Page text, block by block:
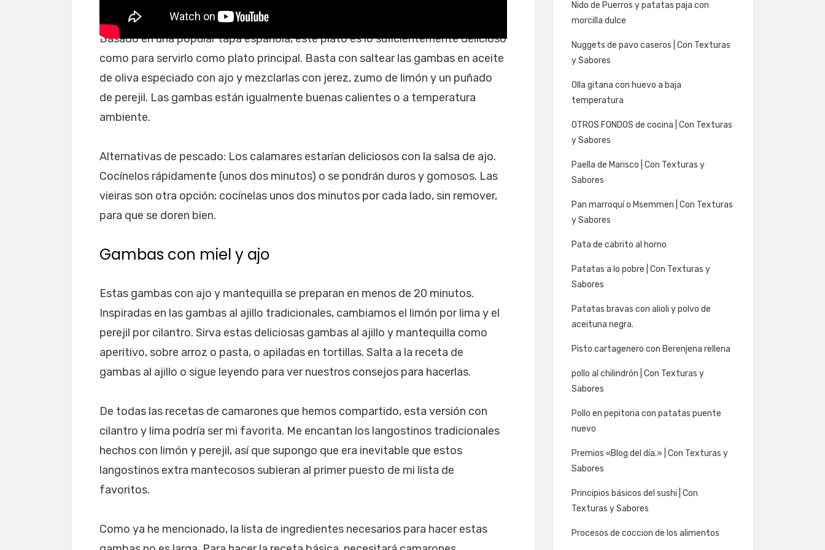
Basado en una popular tapa española, este plato es lo suficientemente delicioso
como para servirlo como plato principal. Basta con saltear las gambas en aceite
de oliva especiado con ajo y mezclarlas con jerez, zumo de limón y un puñado
de perejil. Las gambas están igualmente buenas calientes o a temperatura
ambiente.
Alternativas de pescado: Los calamares estarían deliciosos con la salsa de ajo.
Cocínelos rápidamente (unos dos minutos) o se pondrán duros y gomosos. Las
vieiras son otra opción; cocínelas unos dos minutos por cada lado, sin remover,
para que se doren bien.
Gambas con miel y ajo
Estas gambas con ajo y mantequilla se preparan en menos de 20 minutos.
Inspiradas en las gambas al ajillo tradicionales, cambiamos el limón por lima y el
perejil por cilantro. Sirva estas deliciosas gambas al ajillo y mantequilla como
aperitivo, sobre arroz o pasta, o apiladas en tortillas. Salta a la receta de
gambas al ajillo o sigue leyendo para ver nuestros consejos para hacerlas.
De todas las recetas de camarones que hemos compartido, esta versión con
cilantro y lima podría ser mi favorita. Me encantan los langostinos tradicionales
hechos con limón y perejil, así que supongo que era inevitable que estos
langostinos extra mantecosos subieran al primer puesto de mi lista de
favoritos.
Como ya he mencionado, la lista de ingredientes necesarios para hacer estas
Nido de Puerros y patatas paja con
morcilla dulce
Nuggets de pavo caseros | Con Texturas
y Sabores
Olla gitana con huevo a baja
temperatura
OTROS FONDOS de cocina | Con Texturas
y Sabores
Paella de Marisco | Con Texturas y
Sabores
Pan marroquí o Msemmen | Con Texturas
y Sabores
Pata de cabrito al horno
Patatas a lo pobre | Con Texturas y
Sabores
Patatas bravas con alioli y polvo de
aceituna negra.
Pisto cartagenero con Berenjena rellena
pollo al chilindrón | Con Texturas y
Sabores
Pollo en pepitoria con patatas puente
nuevo
Premios «Blog del día.» | Con Texturas y
Sabores
Principios básicos del sushi | Con
Texturas y Sabores
Procesos de coccion de los alimentos